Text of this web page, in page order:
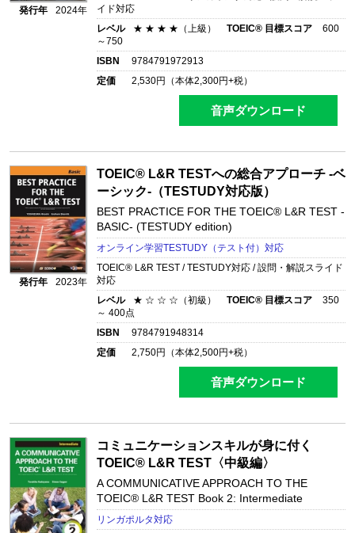
発行年 2024年
イド対応
レベル
★ ★ ★ ★（上級） TOEIC® 目標スコア
600
～750
ISBN
9784791972913
定価
2,530円（本体2,300円+税）
音声ダウンロード
発行年 2023年
TOEIC® L&R TESTへの総合アプローチ -ベ
ーシック-（TESTUDY対応版）
BEST PRACTICE FOR THE TOEIC® L&R TEST -
BASIC- (TESTUDY edition)
オンライン学習TESTUDY（テスト付）対応
TOEIC® L&R TEST / TESTUDY対応 / 設問・解説スライド
対応
レベル
★ ☆ ☆ ☆（初級） TOEIC® 目標スコア
350
～ 400点
ISBN
9784791948314
定価
2,750円（本体2,500円+税）
音声ダウンロード
コミュニケーションスキルが身に付く
TOEIC® L&R TEST〈中級編〉
A COMMUNICATIVE APPROACH TO THE
TOEIC® L&R TEST Book 2: Intermediate
リンガポルタ対応